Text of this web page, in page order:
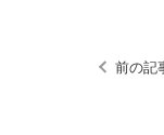
前の記